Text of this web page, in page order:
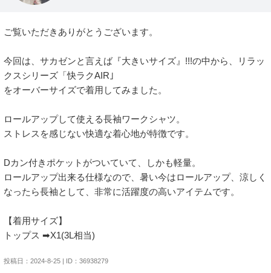
ご覧いただきありがとうございます。
今回は、サカゼンと言えば『大きいサイズ』!!!の中から、リラッ
クスシリーズ「快ラクAIR｣
をオーバーサイズで着用してみました。
ロールアップして使える長袖ワークシャツ。
ストレスを感じない快適な着心地が特徴です。
Dカン付きポケットがついていて、しかも軽量。
ロールアップ出来る仕様なので、暑い今はロールアップ、涼しく
なったら長袖として、非常に活躍度の高いアイテムです。
【着用サイズ】
トップス ➡︎X1(3L相当)
投稿日：2024-8-25 | ID：36938279